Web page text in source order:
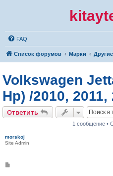
FAQ
Список форумов Марки
Volkswagen
Hp) /2010, 2011,
Ответить
1 сообщение •
morskoj
Site Admin